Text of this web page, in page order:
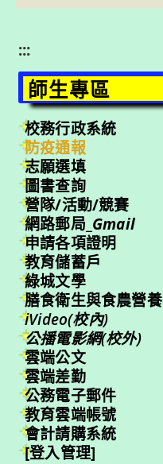
:::
師生專區
校務行政系統
防疫通報
志願選填
圖書查詢
營隊/活動/競賽
網路郵局_ Gmail
申請各項證明
教育儲蓄戶
綠城文學
膳食衛生與食農營養
iVideo(校內)
公播電影網(校外)
雲端公文
雲端差勤
公務電子郵件
教育雲端帳號
會計請購系統
[登入管理]